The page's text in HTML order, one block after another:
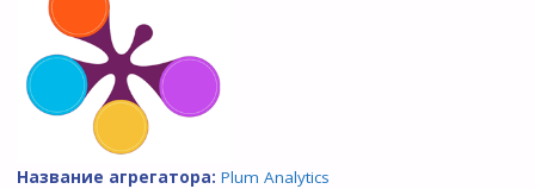
Название агрегатора: Plum Analytics